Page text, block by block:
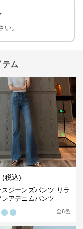
。
テム
(税込)
スジーンズパンツ リラ
レアデニムパンツ
全6色